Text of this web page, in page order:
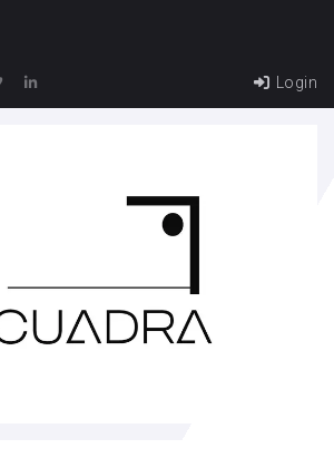
un
Login